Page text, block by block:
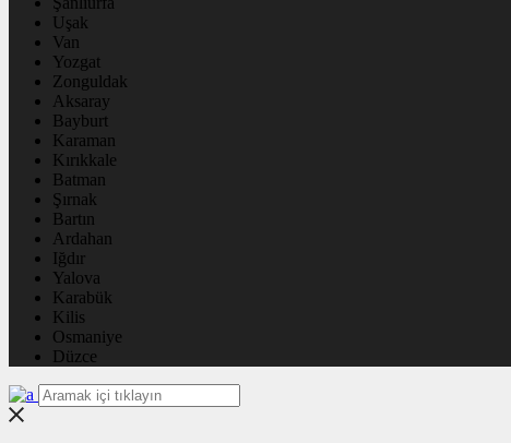
Uşak
Van
Yozgat
Zonguldak
Aksaray
Bayburt
Karaman
Kırıkkale
Batman
Şırnak
Bartın
Ardahan
Iğdır
Yalova
Karabük
Kilis
Osmaniye
Düzce